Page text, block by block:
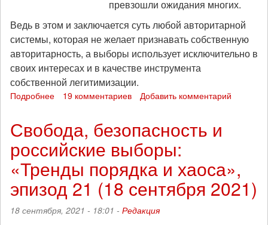
2021)
превзошли ожидания многих.
Ведь в этом и заключается суть любой авторитарной
системы, которая не желает признавать собственную
авторитарность, а выборы использует исключительно в
своих интересах и в качестве инструмента
собственной легитимизации.
Подробнее
псевдовыборы-2021
19 комментариев Добавить комментарий
Свобода, безопасность и
российские выборы:
«Тренды порядка и хаоса»,
эпизод 21 (18 сентября 2021)
18 сентября, 2021 - 18:01 - Редакция